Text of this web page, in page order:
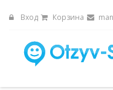
Вход Корзина